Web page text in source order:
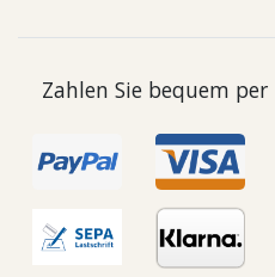
Zahlen Sie bequem per